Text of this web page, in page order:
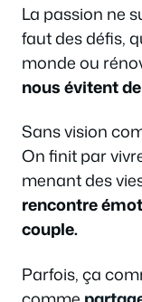
La passion ne
faut des défis,
monde ou
nous évitent
Sans vision
On finit par
menant des
rencontre
couple.
Parfois, ça